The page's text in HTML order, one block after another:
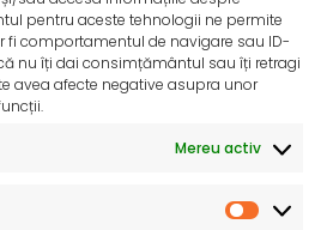
pentru aceste tehnologii ne permite
fi comportamentul de navigare sau ID-
nu îți dai consimțământul sau îți retragi
avea afecte negative asupra unor
Mereu activ
temperaturilor extreme
definită ca o perioadă de căldură
cu temperaturi peste